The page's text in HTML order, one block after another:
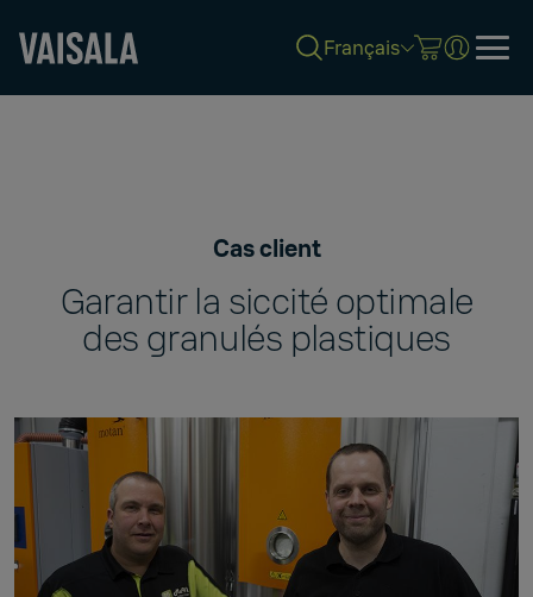
Français
Cas client
Garantir la siccité optimale
des granulés plastiques